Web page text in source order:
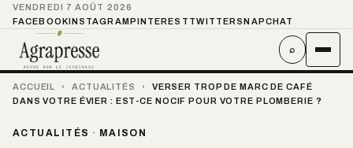
VENDREDI 7 AOÛT 2026
FACEBOOKINSTAGRAMPINTEREST TWITTER SNAPCHAT
⌕
ACCUEIL › ACTUALITÉS ›
VERSER TROP DE MARC DE CAFÉ
DANS VOTRE ÉVIER : EST-CE NOCIF POUR VOTRE PLOMBERIE ?
ACTUALITÉS · MAISON